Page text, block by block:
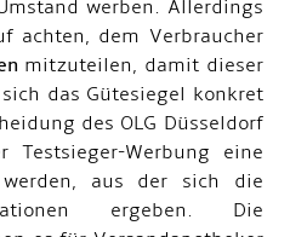
werben. Allerdings
achten, dem Verbraucher
mitzuteilen, damit dieser
das Gütesiegel konkret
des OLG Düsseldorf
Werbung eine
werden, aus der sich die
ergeben. Die